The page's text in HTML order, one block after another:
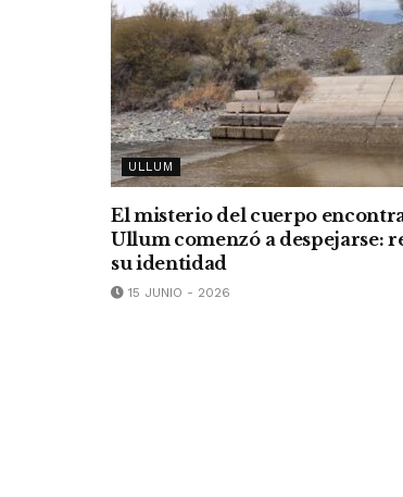
ULLUM
El misterio del cuerpo
Ullum comenzó a despejarse:
su identidad
15 JUNIO - 2026